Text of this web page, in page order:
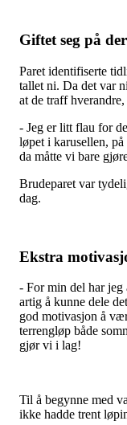
Giftet seg på
Paret identifiserte
tallet ni. Da det var
at de traff
- Jeg er litt flau for
løpet i karusellen,
da måtte vi bare
Brudeparet var
dag.
Ekstra
- For min del har jeg
artig å kunne dele
god motivasjon å
terrengløp både
gjør vi i lag!
Til å begynne med
ikke hadde trent